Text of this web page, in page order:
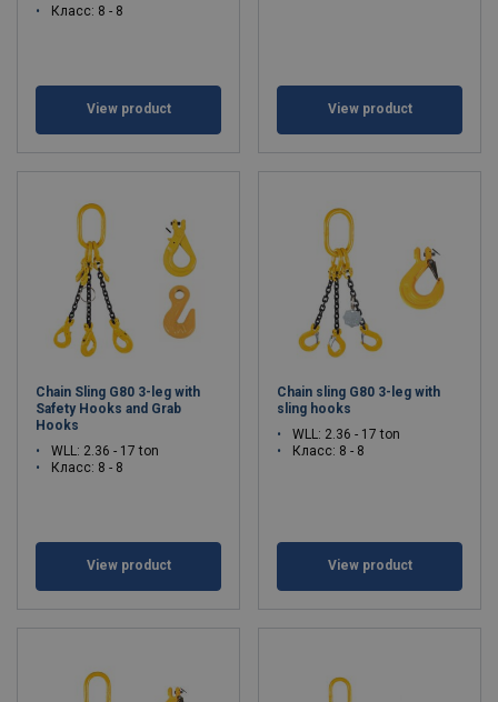
Класс: 8 - 8
View product View product
Chain Sling G80 3-leg with
Safety Hooks and Grab
Hooks
WLL: 2.36 - 17 ton
Класс: 8 - 8
View product
Chain sling G80 3-leg with
sling hooks
WLL: 2.36 - 17 ton
Класс: 8 - 8
View product